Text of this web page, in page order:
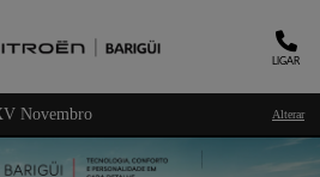
LIGAR
Novembro Alterar